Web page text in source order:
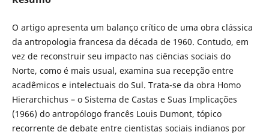
O artigo apresenta um balanço crítico de uma obra clássica
da antropologia francesa da década de 1960. Contudo, em
vez de reconstruir seu impacto nas ciências sociais do
Norte, como é mais usual, examina sua recepção entre
acadêmicos e intelectuais do Sul. Trata-se da obra Homo
Hierarchichus – o Sistema de Castas e Suas Implicações
(1966) do antropólogo francês Louis Dumont, tópico
recorrente de debate entre cientistas sociais indianos por